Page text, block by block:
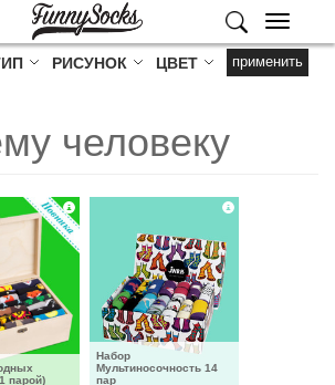
Меню
РИСУНОК ЦВЕТ применить
человеку
парой)
Набор
Мультиносочность 14
пар